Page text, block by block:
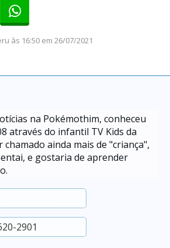
às 16:50 em 26/07/2021
na Pokémothim, conheceu
através do infantil TV Kids da
chamado ainda mais de "criança",
e gostaria de aprender
2901